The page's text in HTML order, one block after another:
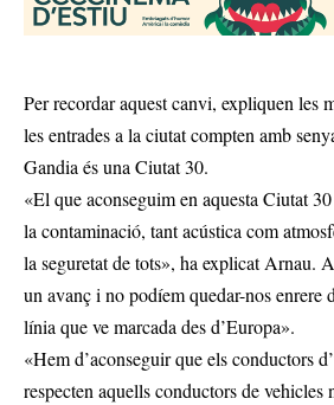
Per recordar aquest canvi, expliquen les
les entrades a la ciutat compten amb
Gandia és una Ciutat 30.
«El que aconseguim en aquesta Ciutat
la contaminació, tant acústica com
la seguretat de tots», ha explicat Arnau.
un avanç i no podíem quedar-nos enrere
línia que ve marcada des d’Europa».
«Hem d’aconseguir que els conductors
respecten aquells conductors de vehicles